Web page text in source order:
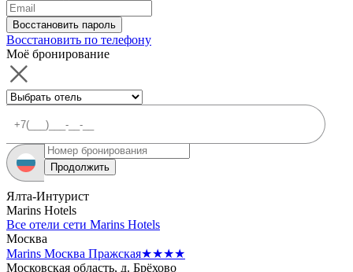
Восстановить пароль
Восстановить по телефону
Моё бронирование
Продолжить
Ялта-Интурист
Marins Hotels
Все отели сети Marins Hotels
Москва
Marins Москва Пражская★★★★
Московская область, д. Брёхово